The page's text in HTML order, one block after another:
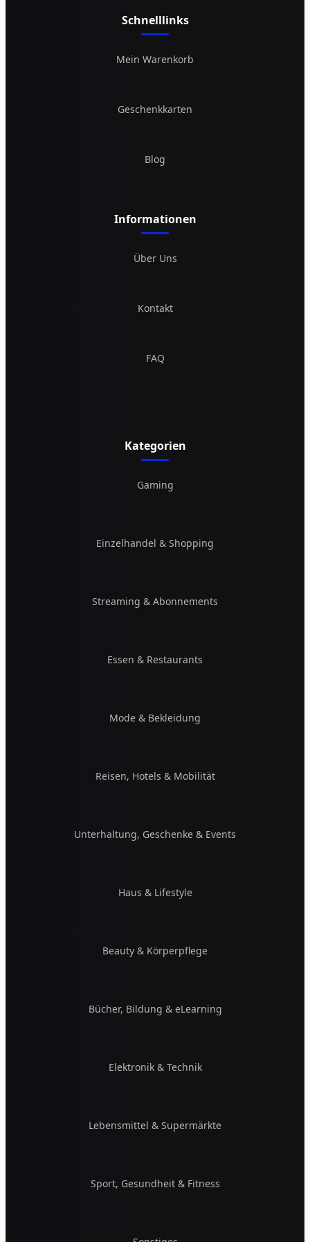
Schnelllinks
Mein Warenkorb
Geschenkkarten
Blog
Informationen
Über Uns
Kontakt
FAQ
Kategorien
Gaming
Einzelhandel & Shopping
Streaming & Abonnements
Essen & Restaurants
Mode & Bekleidung
Reisen, Hotels & Mobilität
Unterhaltung, Geschenke & Events
Haus & Lifestyle
Beauty & Körperpflege
Bücher, Bildung & eLearning
Elektronik & Technik
Lebensmittel & Supermärkte
Sport, Gesundheit & Fitness